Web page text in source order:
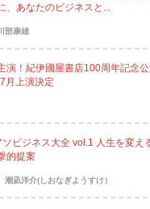
、あなたのビジネスと...
部康雄
演！紀伊國屋書店100周年記念公
月上演決定
ソビジネス大全 vol.1 人生を変え
的提案
潮凪洋介(しおなぎようすけ）